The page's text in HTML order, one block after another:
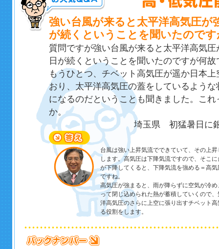
強い台風が来ると太平洋高気圧が
が続くということを聞いたので
質問ですが強い台風が来ると太平洋高気
日が続くということを聞いたのですが何
もうひとつ、チベット高気圧が遥か日本
おり、太平洋高気圧の蓋をしているよう
になるのだということも聞きました。これ
か。
埼玉県 初猛暑日に
台風は強い上昇気流でできていて、その上
します。高気圧は下降気流ですので、そこ
が下降してくると、下降気流を強める＝高
ですね。
高気圧が強まると、雨が降らずに空気が冷
って閉じ込められた熱が蓄積していくので
洋高気圧のさらに上空に張り出すチベット
る役割をします。